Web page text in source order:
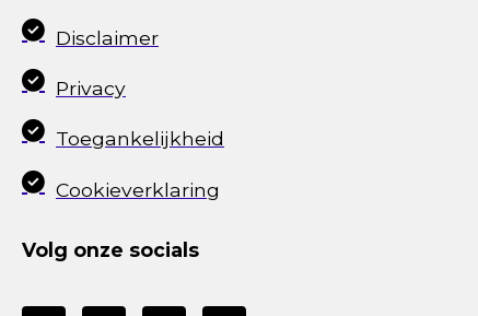
Disclaimer
Privacy
Toegankelijkheid
Cookieverklaring
Volg onze socials